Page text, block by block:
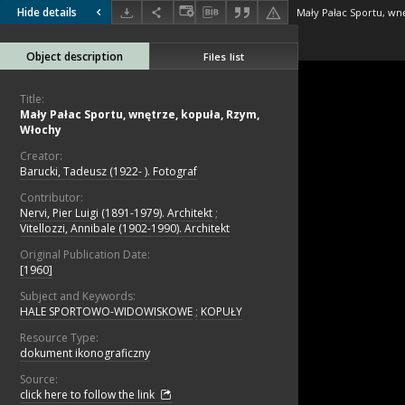
Hide details Mały Pałac Sportu,
Object description Files list
Title:
Mały Pałac Sportu, wnętrze, kopuła, Rzym,
Włochy
Creator:
Barucki, Tadeusz (1922- ). Fotograf
Contributor:
Nervi, Pier Luigi (1891-1979). Architekt ;
Vitellozzi, Annibale (1902-1990). Architekt
Original Publication Date:
[1960]
Subject and Keywords:
HALE SPORTOWO-WIDOWISKOWE ; KOPUŁY
Resource Type:
dokument ikonograficzny
Source:
click here to follow the link